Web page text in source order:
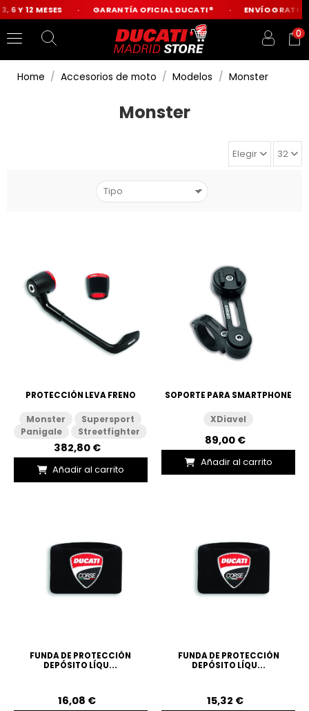
Y 12 MESES GARANTÍA OFICIAL DUCATI® ENVÍO GRATIS
0
Home Accesorios de moto Modelos Monster
Monster
Elegir 32
PROTECCIÓN LEVA FRENO
Monster
Supersport
Panigale
Streetfighter
382,80 €
Añadir al carrito
SOPORTE PARA SMARTPHONE
XDiavel
89,00 €
Añadir al carrito
FUNDA DE PROTECCIÓN
DEPÓSITO LÍQU...
16,08 €
FUNDA DE PROTECCIÓN
DEPÓSITO LÍQU...
15,32 €